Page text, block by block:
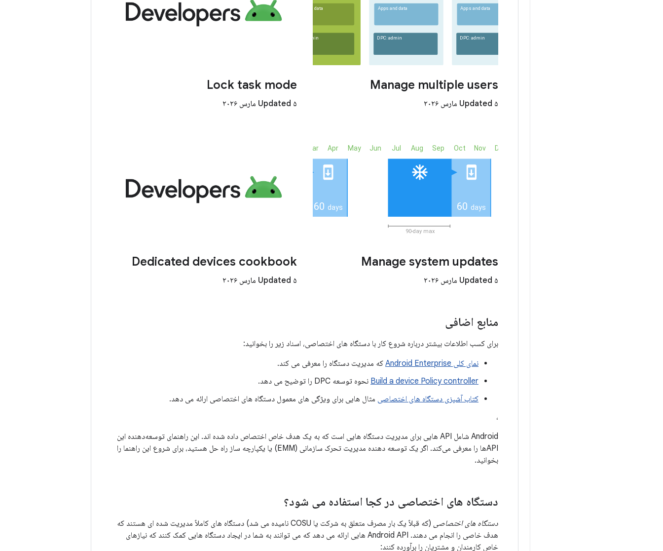
Manage multiple users
Updated ۵ مارس ۲۰۲۶
Lock task mode
Updated ۵ مارس ۲۰۲۶
Manage system updates
Updated ۵ مارس ۲۰۲۶
Dedicated devices cookbook
Updated ۵ مارس ۲۰۲۶
منابع اضافی
برای کسب اطلاعات بیشتر درباره شروع کار با دستگاه های اختصاصی، اسناد زیر را بخوانید:
نمای کلی Android Enterprise
که مدیریت دستگاه را معرفی می کند.
Build a device Policy controller نحوه توسعه DPC را توضیح می دهد.
کتاب آشپزی دستگاه های اختصاصی مثال هایی برای ویژگی های معمول دستگاه های اختصاصی ارائه می دهد.
،
Android شامل API هایی برای مدیریت دستگاه هایی است که به یک هدف خاص اختصاص داده شده اند. این راهنمای توسعه‌دهنده این
APIها را معرفی می‌کند. اگر یک توسعه دهنده مدیریت تحرک سازمانی (EMM) یا یکپارچه ساز راه حل هستید، برای شروع این راهنما را
بخوانید.
دستگاه های اختصاصی در کجا استفاده می شود؟
دستگاه های اختصاصی
(که قبلاً یک بار مصرف متعلق به شرکت یا COSU نامیده می شد) دستگاه های کاملاً مدیریت شده ای هستند که
هدف خاصی را انجام می دهند. Android API هایی ارائه می دهد که می توانند به شما در ایجاد دستگاه هایی کمک کنند که نیازهای
خاص کارمندان و مشتریان را برآورده کنند: